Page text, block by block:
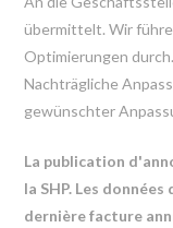
übermittelt. Wir
Optimierungen
Nachträgliche
gewünschter
La publication
la SHP. Les
dernière facture